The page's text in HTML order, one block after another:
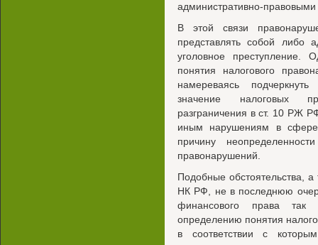
административно-
В этой связи
представлять собой либо
уголовное преступление.
понятия налогового
намереваясь
значение налоговых
разграничения в ст. 10 РЖ
иным нарушениям в
причину
правонарушений.
Подобные обстоятельства, а
НК РФ, не в последнюю
финансового права так
определению понятия
в соответствии с